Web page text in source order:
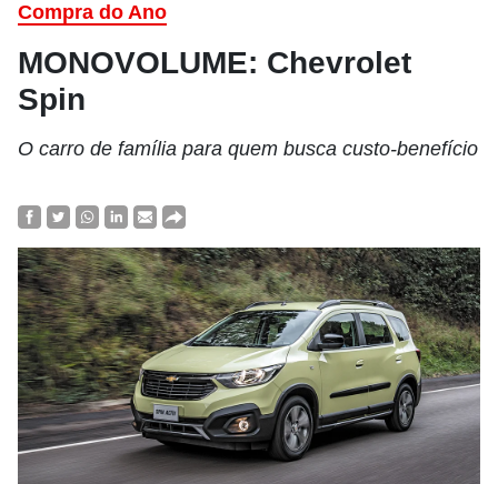
Compra do Ano
MONOVOLUME: Chevrolet
Spin
O carro de família para quem busca custo-benefício